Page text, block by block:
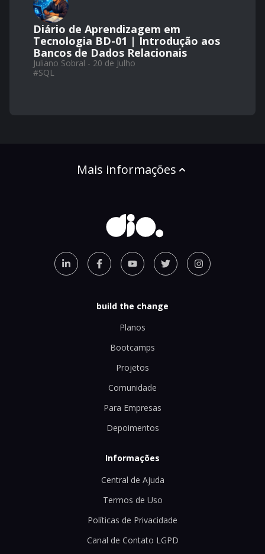
Diário de Aprendizagem em
Tecnologia BD-01 | Introdução aos
Bancos de Dados Relacionais
Juliano Sobral - 20 de Julho
#SQL
Mais informações
build the change
Planos
Bootcamps
Projetos
Comunidade
Para Empresas
Depoimentos
Informações
Central de Ajuda
Termos de Uso
Políticas de Privacidade
Canal de Contato LGPD